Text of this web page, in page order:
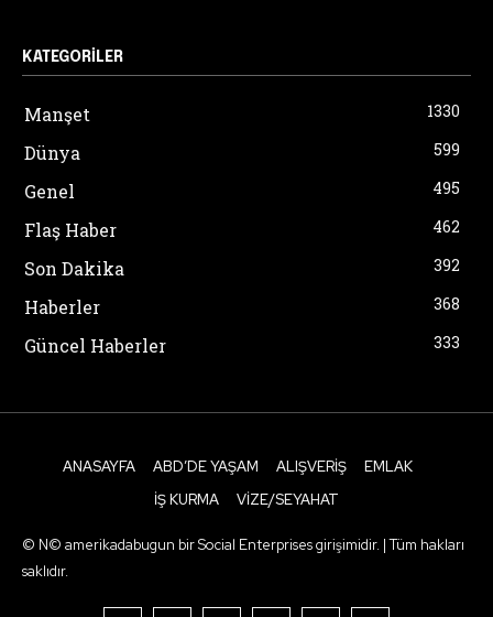
KATEGORILER
Manşet 1330
Dünya 599
Genel 495
Flaş Haber 462
Son Dakika 392
Haberler 368
Güncel Haberler 333
ANASAYFA ABD’DE YAŞAM ALIŞVERIŞ
EMLAK
İŞ KURMA
VIZE/SEYAHAT
© N© amerikadabugun bir Social Enterprises girişimidir. | Tüm hakları
saklıdır.